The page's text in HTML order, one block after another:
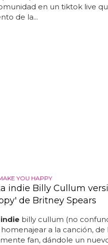
en un tiktok live
de la...
YOU HAPPY
indie Billy Cullum
de Britney Spears
indiebilly cullum (no
a la canción, de
fan, dándole un